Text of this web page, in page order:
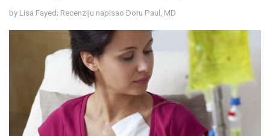
by Lisa Fayed; Recenziju napisao Doru Paul, MD